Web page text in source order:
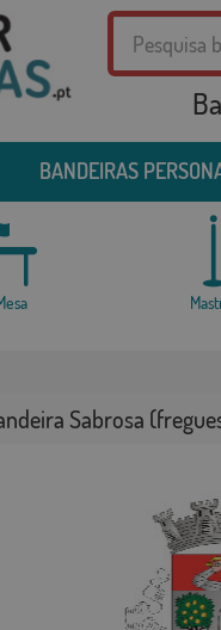
BANDEIRAS
Sabrosa